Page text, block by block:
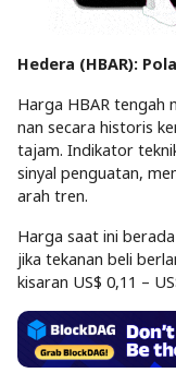
Hedera (HBAR):
Harga HBAR tengah
nan secara historis
tajam. Indikator
sinyal penguatan,
arah tren.
Harga saat ini
jika tekanan beli
kisaran US$ 0,11 –